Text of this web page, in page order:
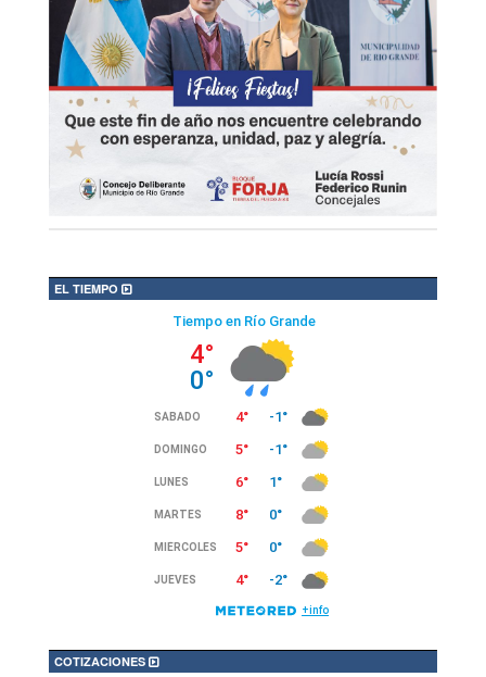
EL TIEMPO
COTIZACIONES